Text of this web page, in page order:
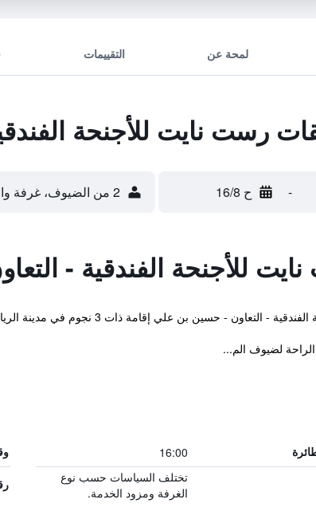
لمحة عن التقييمات
رست نايت للأجنحة
- ح 16/8 2 من الضيوف، غرفة واحدة
للأجنحة الفندقية -
إقامة ذات 3 نجوم في مدينة الرياض. بالإضافة إلى توفر واي فاي مجاني ، خدمة الغرف 24-ساعة ومسبح داخلي.
لضيوف الم...
16:00
تختلف السياسات حسب نوع
الغرفة ومزود الخدمة.